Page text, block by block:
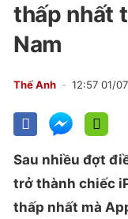
thấp nhất
Nam
Thế Anh 12:57 01/
Sau nhiều đợt
trở thành chiếc
thấp nhất mà